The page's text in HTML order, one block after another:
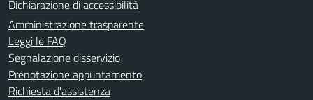
Dichiarazione di accessibilità
Amministrazione trasparente
Leggi le FAQ
Segnalazione disservizio
Prenotazione appuntamento
Richiesta d'assistenza